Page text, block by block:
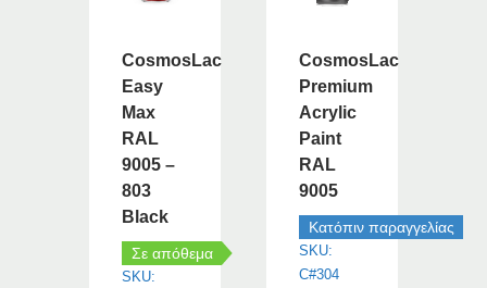
CosmosLac
Easy
Max
RAL
9005 –
803
Black
Σε απόθεμα
SKU:
CosmosLac
Premium
Acrylic
Paint
RAL
9005
Κατόπιν παραγγελίας
SKU:
C#304